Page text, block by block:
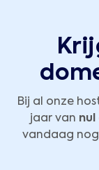
Bij al onze
jaar van
vandaag